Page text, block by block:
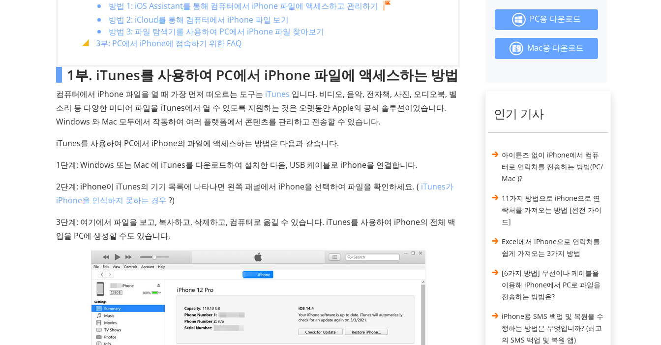
방법 1: iOS Assistant를 통해 컴퓨터에서 iPhone 파일에 액세스하고 관리하기
방법 2: iCloud를 통해 컴퓨터에서 iPhone 파일 보기
방법 3: 파일 탐색기를 사용하여 PC에서 iPhone 파일 찾아보기
3부: PC에서 iPhone에 접속하기 위한 FAQ
1부. iTunes를 사용하여 PC에서 iPhone 파일에 액세스하는 방법
컴퓨터에서 iPhone 파일을 열 때 가장 먼저 떠오르는 도구는 iTunes 입니다. 비디오, 음악, 전자책, 사진, 오디오북, 벨
소리 등 다양한 미디어 파일을 iTunes에서 열 수 있도록 지원하는 것은 오랫동안 Apple의 공식 솔루션이었습니다.
Windows 와 Mac 모두에서 작동하여 여러 플랫폼에서 콘텐츠를 관리하고 전송할 수 있습니다.
iTunes를 사용하여 PC에서 iPhone의 파일에 액세스하는 방법은 다음과 같습니다.
1단계: Windows 또는 Mac 에 iTunes를 다운로드하여 설치한 다음, USB 케이블로 iPhone을 연결합니다.
2단계: iPhone이 iTunes의 기기 목록에 나타나면 왼쪽 패널에서 iPhone을 선택하여 파일을 확인하세요. ( iTunes가
iPhone을 인식하지 못하는 경우 ?)
3단계: 여기에서 파일을 보고, 복사하고, 삭제하고, 컴퓨터로 옮길 수 있습니다. iTunes를 사용하여 iPhone의 전체 백
업을 PC에 생성할 수도 있습니다.
PC용 다운로드
Mac용 다운로드
인기 기사
아이튠즈 없이 iPhone에서 컴퓨
터로 연락처를 전송하는 방법(PC/
Mac )?
11가지 방법으로 iPhone으로 연
락처를 가져오는 방법 [완전 가이
드]
Excel에서 iPhone으로 연락처를
쉽게 가져오는 3가지 방법
[6가지 방법] 무선이나 케이블을
이용해 iPhone에서 PC로 파일을
전송하는 방법은?
iPhone용 SMS 백업 및 복원을 수
행하는 방법은 무엇입니까? (최고
의 SMS 백업 및 복원 앱)